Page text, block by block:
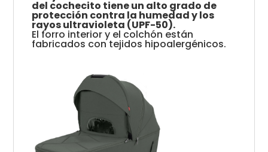
del cochecito tiene un alto grado de
protección contra la humedad y los
rayos ultravioleta (UPF-50).
El forro interior y el colchón están
fabricados con tejidos hipoalergénicos.